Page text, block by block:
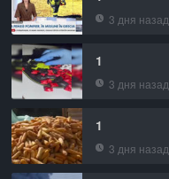
3 дня назад
1
3 дня назад
1
3 дня назад